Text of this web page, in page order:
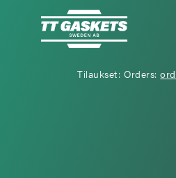
Tilaukset: Orders: